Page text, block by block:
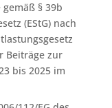
§ 39b
(EStG) nach
Beiträge zur
bis 2025 im